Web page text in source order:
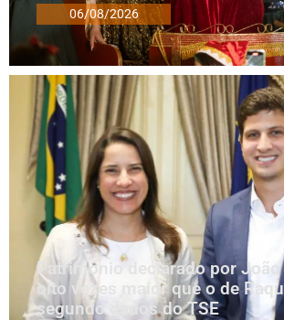
06/08/2026
Patrimônio declarado por João
oito vezes maior que o de
segundo dados do TSE